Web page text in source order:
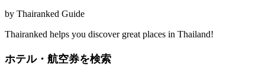
by Thairanked Guide
Thairanked helps you discover great places in Thailand!
ホテル・航空券を検索